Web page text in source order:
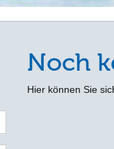
Noch
Hier können Sie